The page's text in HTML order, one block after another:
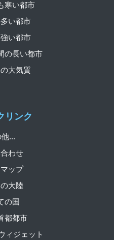
リンク
...
わせ
ップ
大陸
の国
都都市
ィジェット
寒い都市
い都市
い都市
の長い都市
大気質